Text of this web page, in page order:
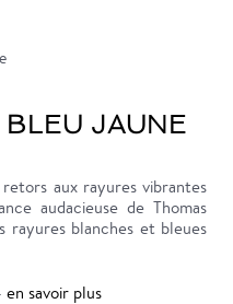
JAUNE
aux rayures vibrantes
audacieuse de Thomas
rayures blanches et bleues
en savoir plus